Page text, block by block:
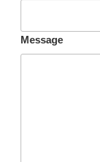
Message